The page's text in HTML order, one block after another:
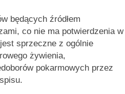
będących źródłem
co nie ma potwierdzenia w
sprzeczne z ogólnie
żywienia,
pokarmowych przez